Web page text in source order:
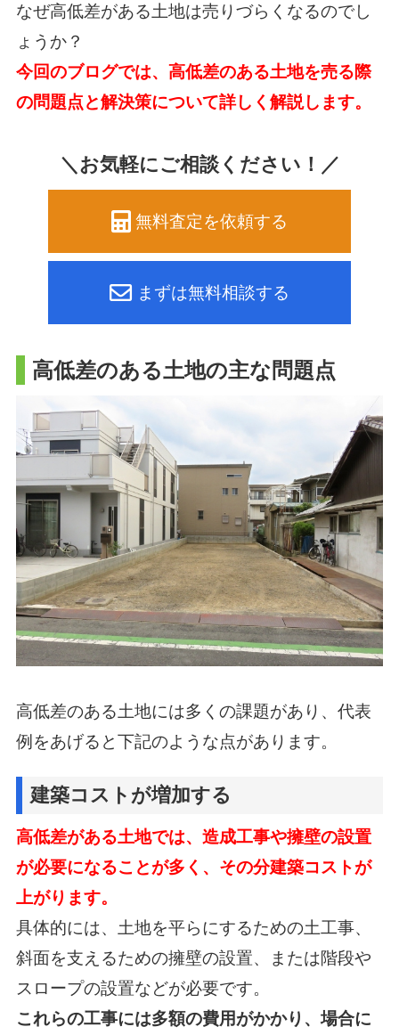
なぜ高低差がある土地は売りづらくなるのでし
ょうか？
今回のブログでは、高低差のある土地を売る際
の問題点と解決策について詳しく解説します。
＼お気軽にご相談ください！／
無料査定を依頼する
まずは無料相談する
高低差のある土地の主な問題点
高低差のある土地には多くの課題があり、代表
例をあげると下記のような点があります。
建築コストが増加する
高低差がある土地では、造成工事や擁壁の設置
が必要になることが多く、その分建築コストが
上がります。
具体的には、土地を平らにするための土工事、
斜面を支えるための擁壁の設置、
または階段や
スロープの設置などが必要です。
これらの工事には多額の費用がかかり、場合に